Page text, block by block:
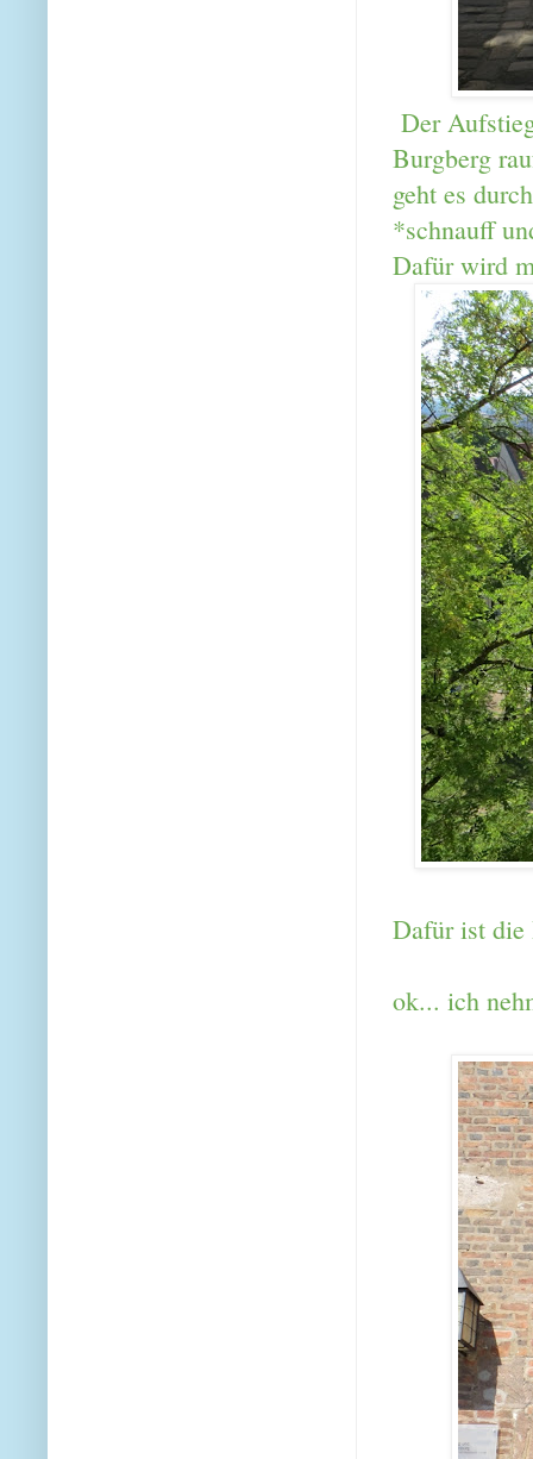
Der
Burgberg
geht es
*schnauff
Dafür wird
Dafür ist die
ok... ich